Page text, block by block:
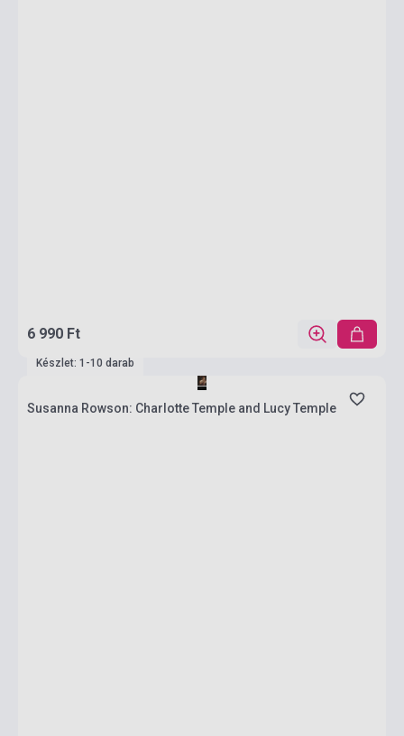
6 990 Ft
Készlet: 1-10 darab
Susanna Rowson: Charlotte Temple and Lucy Temple